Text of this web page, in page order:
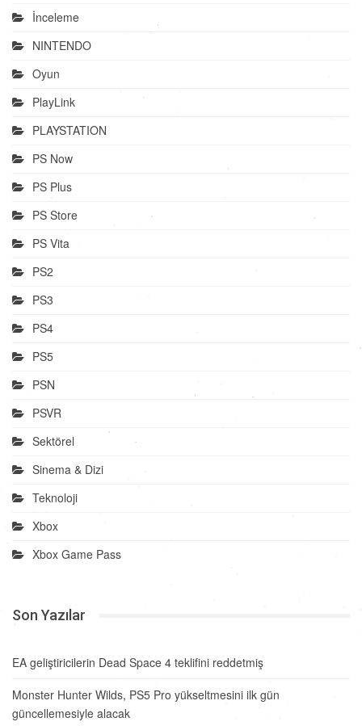
İnceleme
NINTENDO
Oyun
PlayLink
PLAYSTATION
PS Now
PS Plus
PS Store
PS Vita
PS2
PS3
PS4
PS5
PSN
PSVR
Sektörel
Sinema & Dizi
Teknoloji
Xbox
Xbox Game Pass
Son Yazılar
EA geliştiricilerin Dead Space 4 teklifini reddetmiş
Monster Hunter Wilds, PS5 Pro yükseltmesini ilk gün
güncellemesiyle alacak